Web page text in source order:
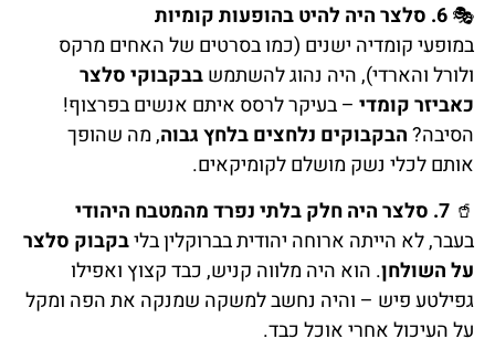
🎭6. סלצר היה להיט בהופעות קומיות
במופעי קומדיה ישנים (כמו בסרטים של האחים מרקס
ולורל והארדי), היה נהוג להשתמשבבקבוקי סלצר
כאביזר קומדי– בעיקר לרסס איתם אנשים בפרצוף!
הסיבה?הבקבוקים נלחצים בלחץ גבוה, מה שהופך
אותם לכלי נשק מושלם לקומיקאים.
🥤 7. סלצר היה חלק בלתי נפרד מהמטבח היהודי
בעבר, לא הייתה ארוחה יהודית בברוקלין בליבקבוק סלצר
על השולחן. הוא היה מלווה קניש, כבד קצוץ ואפילו
גפילטע פיש – והיה נחשב למשקה שמנקה את הפה ומקל
על העיכול אחרי אוכל כבד.